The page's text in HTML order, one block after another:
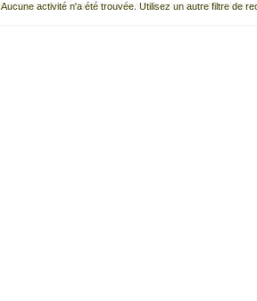
Aucune activité n'a été trouvée. Utilisez un autre filtre de